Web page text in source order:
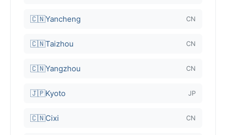
🇨🇳Yancheng CN
🇨🇳Taizhou CN
🇨🇳Yangzhou CN
🇯🇵Kyoto JP
🇨🇳Cixi CN